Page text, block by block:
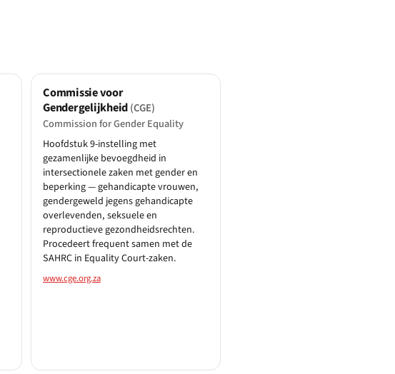
Commissie voor
Gendergelijkheid(CGE)
Commission for Gender Equality
Hoofdstuk 9-instelling met
gezamenlijke bevoegdheid in
intersectionele zaken met gender en
beperking — gehandicapte vrouwen,
gendergeweld jegens gehandicapte
overlevenden, seksuele en
reproductieve gezondheidsrechten.
Procedeert frequent samen met de
SAHRC in Equality Court-zaken.
www.cge.org.za